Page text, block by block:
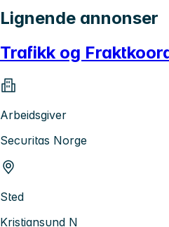
Lignende annonser
Trafikk og
Arbeidsgiver
Securitas Norge
Sted
Kristiansund N